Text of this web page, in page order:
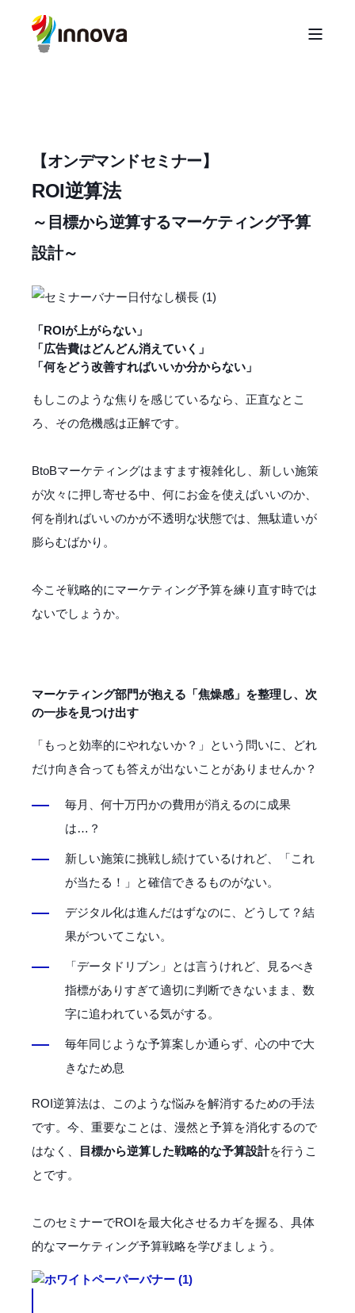
【オンデマンドセミナー】
ROI逆算法
～目標から逆算するマーケティング予算
設計～
「ROIが上がらない」
「広告費はどんどん消えていく」
「何をどう改善すればいいか分からない」
もしこのような焦りを感じているなら、正直なとこ
ろ、その危機感は正解です。
BtoBマーケティングはますます複雑化し、新しい施策
が次々に押し寄せる中、何にお金を使えばいいのか、
何を削ればいいのかが不透明な状態では、無駄遣いが
膨らむばかり。
今こそ戦略的にマーケティング予算を練り直す時では
ないでしょうか。
マーケティング部門が抱える「焦燥感」を整理し、次
の一歩を見つけ出す
「もっと効率的にやれないか？」という問いに、どれ
だけ向き合っても答えが出ないことがありませんか？
毎月、何十万円かの費用が消えるのに成果
は…？
新しい施策に挑戦し続けているけれど、「これ
が当たる！」と確信できるものがない。
デジタル化は進んだはずなのに、どうして？結
果がついてこない。
「データドリブン」とは言うけれど、見るべき
指標がありすぎて適切に判断できないまま、数
字に追われている気がする。
毎年同じような予算案しか通らず、心の中で大
きなため息
ROI逆算法は、このような悩みを解消するための手法
です。今、重要なことは、漫然と予算を消化するので
はなく、
目標から逆算した戦略的な予算設計を行うこ
とです。
このセミナーでROIを最大化させるカギを握る、具体
的なマーケティング予算戦略を学びましょう。